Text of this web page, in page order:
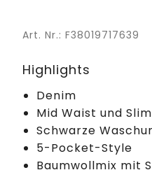
Art. Nr.: F38019717639
Highlights
Denim
Mid Waist und
Schwarze
5-Pocket-Style
Baumwollmix mit